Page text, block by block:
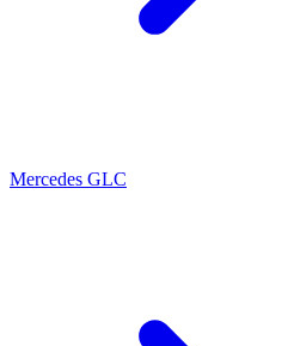
Mercedes GLC